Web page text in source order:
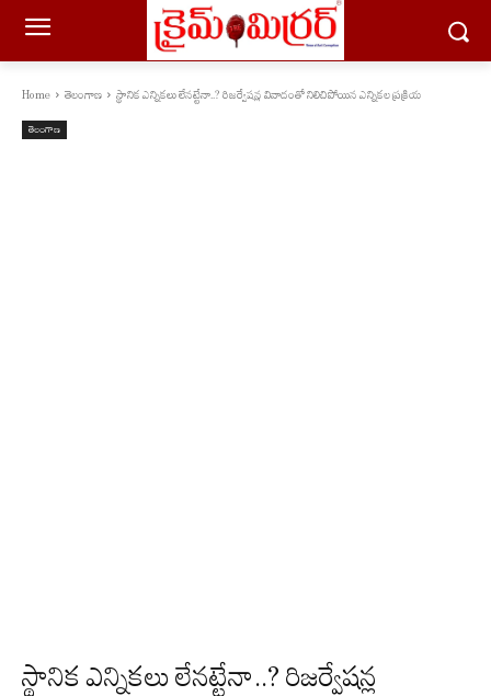
Home తెలంగాణ స్థానిక ఎన్నికలు లేనట్టేనా..? రిజర్వేషన్ల వివాదంతో నిలిచిపోయిన ఎన్నికల ప్రక్రియ
తెలంగాణ
స్థానిక ఎన్నికలు లేనట్టేనా..? రిజర్వేషన్ల